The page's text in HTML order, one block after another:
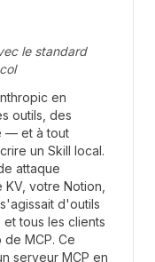
le standard
en
outils, des
— et à tout
un Skill local.
attaque
votre Notion,
d'outils
tous les clients
MCP. Ce
serveur MCP en